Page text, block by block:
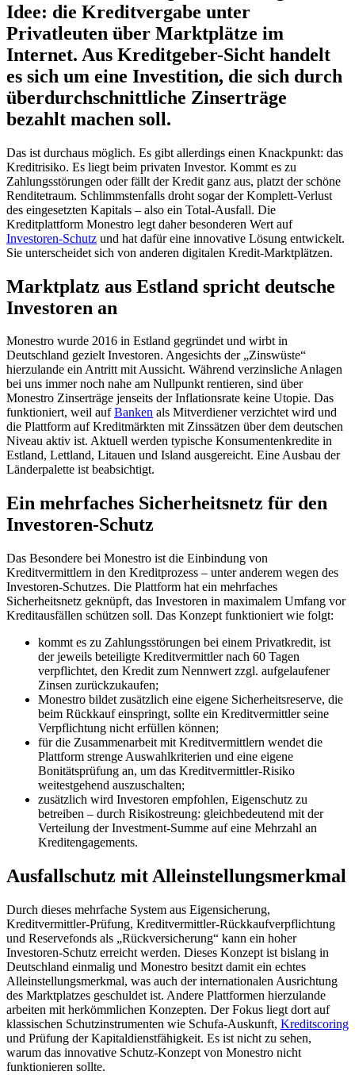
Idee: die Kreditvergabe unter
Privatleuten über Marktplätze im
Internet. Aus Kreditgeber-Sicht handelt
es sich um eine Investition, die sich durch
überdurchschnittliche Zinserträge
bezahlt machen soll.
Das ist durchaus möglich. Es gibt allerdings einen Knackpunkt: das
Kreditrisiko. Es liegt beim privaten Investor. Kommt es zu
Zahlungsstörungen oder fällt der Kredit ganz aus, platzt der schöne
Renditetraum. Schlimmstenfalls droht sogar der Komplett-Verlust
des eingesetzten Kapitals – also ein Total-Ausfall. Die
Kreditplattform Monestro legt daher besonderen Wert auf
Investoren-Schutz und hat dafür eine innovative Lösung entwickelt.
Sie unterscheidet sich von anderen digitalen Kredit-Marktplätzen.
Marktplatz aus Estland spricht deutsche
Investoren an
Monestro wurde 2016 in Estland gegründet und wirbt in
Deutschland gezielt Investoren. Angesichts der „Zinswüste“
hierzulande ein Antritt mit Aussicht. Während verzinsliche Anlagen
bei uns immer noch nahe am Nullpunkt rentieren, sind über
Monestro Zinserträge jenseits der Inflationsrate keine Utopie. Das
funktioniert, weil aufBanken als Mitverdiener verzichtet wird und
die Plattform auf Kreditmärkten mit Zinssätzen über dem deutschen
Niveau aktiv ist. Aktuell werden typische Konsumentenkredite in
Estland, Lettland, Litauen und Island ausgereicht. Eine Ausbau der
Länderpalette ist beabsichtigt.
Ein mehrfaches Sicherheitsnetz für den
Investoren-Schutz
Das Besondere bei Monestro ist die Einbindung von
Kreditvermittlern in den Kreditprozess – unter anderem wegen des
Investoren-Schutzes. Die Plattform hat ein mehrfaches
Sicherheitsnetz geknüpft, das Investoren in maximalem Umfang vor
Kreditausfällen schützen soll. Das Konzept funktioniert wie folgt:
kommt es zu Zahlungsstörungen bei einem Privatkredit, ist
der jeweils beteiligte Kreditvermittler nach 60 Tagen
verpflichtet, den Kredit zum Nennwert zzgl. aufgelaufener
Zinsen zurückzukaufen;
Monestro bildet zusätzlich eine eigene Sicherheitsreserve, die
beim Rückkauf einspringt, sollte ein Kreditvermittler seine
Verpflichtung nicht erfüllen können;
für die Zusammenarbeit mit Kreditvermittlern wendet die
Plattform strenge Auswahlkriterien und eine eigene
Bonitätsprüfung an, um das Kreditvermittler-Risiko
weitestgehend auszuschalten;
zusätzlich wird Investoren empfohlen, Eigenschutz zu
betreiben – durch Risikostreung: gleichbedeutend mit der
Verteilung der Investment-Summe auf eine Mehrzahl an
Kreditengagements.
Ausfallschutz mit Alleinstellungsmerkmal
Durch dieses mehrfache System aus Eigensicherung,
Kreditvermittler-Prüfung, Kreditvermittler-Rückkaufverpflichtung
und Reservefonds als „Rückversicherung“ kann ein hoher
Investoren-Schutz erreicht werden. Dieses Konzept ist bislang in
Deutschland einmalig und Monestro besitzt damit ein echtes
Alleinstellungsmerkmal, was auch der internationalen Ausrichtung
des Marktplatzes geschuldet ist. Andere Plattformen hierzulande
arbeiten mit herkömmlichen Konzepten. Der Fokus liegt dort auf
klassischen Schutzinstrumenten wie Schufa-Auskunft, Kreditscoring
und Prüfung der Kapitaldienstfähigkeit. Es ist nicht zu sehen,
warum das innovative Schutz-Konzept von Monestro nicht
funktionieren sollte.